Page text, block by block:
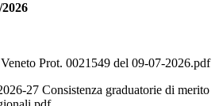
2026
Prot. 0021549 del 09-07-2026.pdf
27 Consistenza graduatorie di merito